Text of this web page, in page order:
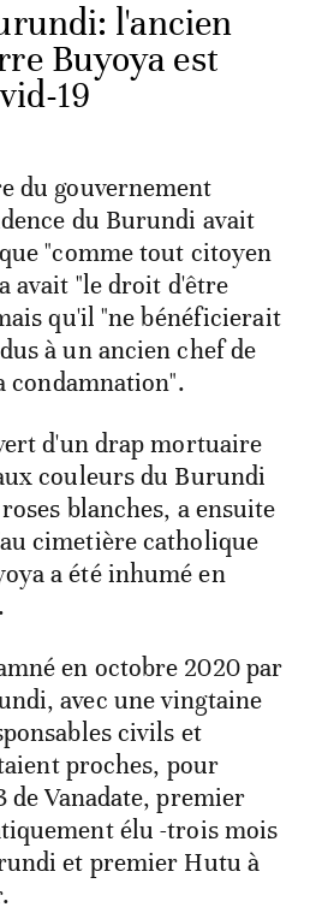
l'ancien
Buyoya est
19
du gouvernement
du Burundi avait
"comme tout citoyen
avait "le droit d'être
qu'il "ne bénéficierait
à un ancien chef de
condamnation".
d'un drap mortuaire
couleurs du Burundi
blanches, a ensuite
cimetière catholique
a été inhumé en
en octobre 2020 par
avec une vingtaine
civils et
proches, pour
de Vanadate, premier
élu -trois mois
et premier Hutu à